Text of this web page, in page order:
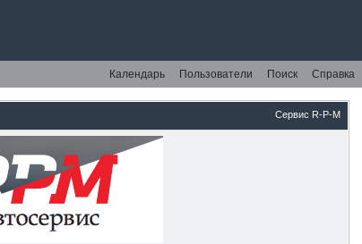
Календарь Пользователи Поиск Справка
Сервис R-P-M